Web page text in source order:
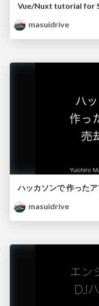
Vue/Nuxt tutorial for
masuidrive
ハッカソンで 作った
masuidrive